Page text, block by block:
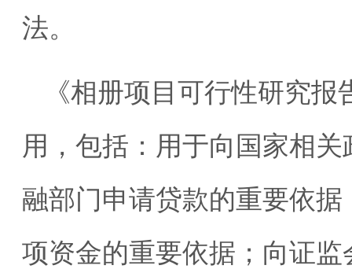
法。
《相册项目可行性研究
用，包括：用于向国家相
融部门申请贷款的重要依
项资金的重要依据；向证